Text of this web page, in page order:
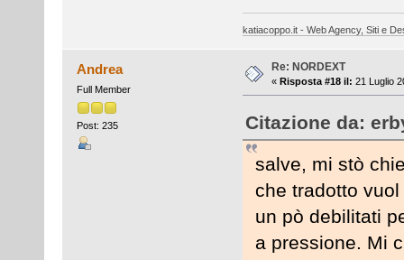
katiacoppo.it - Web Agency, Siti e
Andrea
Full Member
Post: 235
Re: NORDEXT
« Risposta #18 il: 21 Luglio
Citazione da:
salve, mi stò
che tradotto
un pò debilitati
a pressione. Mi